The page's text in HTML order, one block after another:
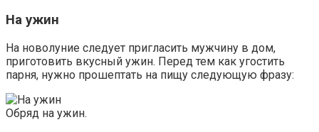
На ужин
На новолуние следует пригласить мужчину в дом,
приготовить вкусный ужин. Перед тем как угостить
парня, нужно прошептать на пищу следующую фразу:
Обряд на ужин.